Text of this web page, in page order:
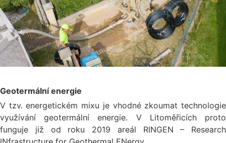
Geotermální energie
V tzv. energetickém mixu je vhodné zkoumat technologie
využívání geotermální energie. V Litoměřicích proto
funguje již od roku 2019 areál RINGEN – Research